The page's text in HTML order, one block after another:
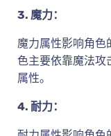
3. 魔力：
魔力属性影响角色
色主要依靠魔法攻
属性。
4. 耐力：